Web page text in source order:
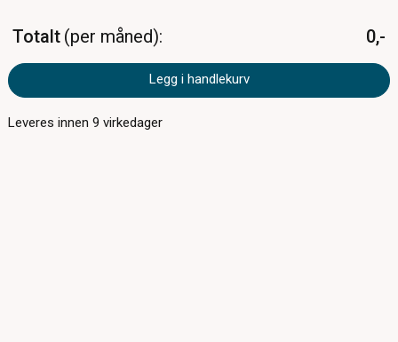
Totalt per måned 0,-
Legg i handlekurv
Leveres innen9 virkedager